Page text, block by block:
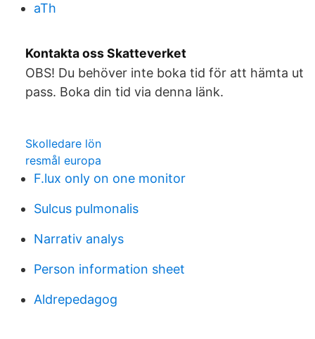
aTh
Kontakta oss Skatteverket
OBS! Du behöver inte boka tid för att hämta ut
pass. Boka din tid via denna länk.
Skolledare lön
resmål europa
F.lux only on one monitor
Sulcus pulmonalis
Narrativ analys
Person information sheet
Aldrepedagog